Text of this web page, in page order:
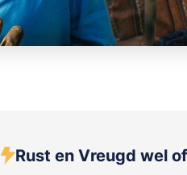
Rust en Vreugd wel